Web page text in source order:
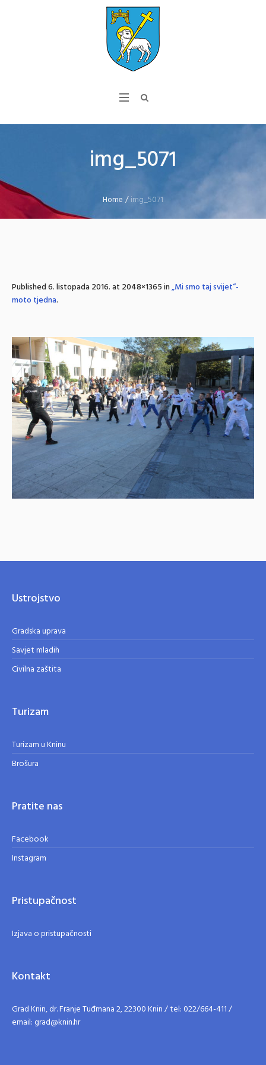
img_5071
Home /img_5071
Published6. listopada 2016.at 2048×1365 in„Mi smo taj svijet“-
moto tjedna.
Ustrojstvo
Gradska uprava
Savjet mladih
Civilna zaštita
Turizam
Turizam u Kninu
Brošura
Pratite nas
Facebook
Instagram
Pristupačnost
Izjava o pristupačnosti
Kontakt
Grad Knin, dr. Franje Tuđmana 2, 22300 Knin / tel: 022/664-411 /
email: grad@knin.hr